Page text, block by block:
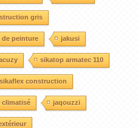
gris
de peinture jakusi
sikatop armatec 110
sikaflex construction
climatisé jaqouzzi